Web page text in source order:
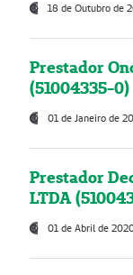
18 de Outubro de
Prestador
(51004335-0)
01 de Janeiro de
Prestador
LTDA
01 de Abril de